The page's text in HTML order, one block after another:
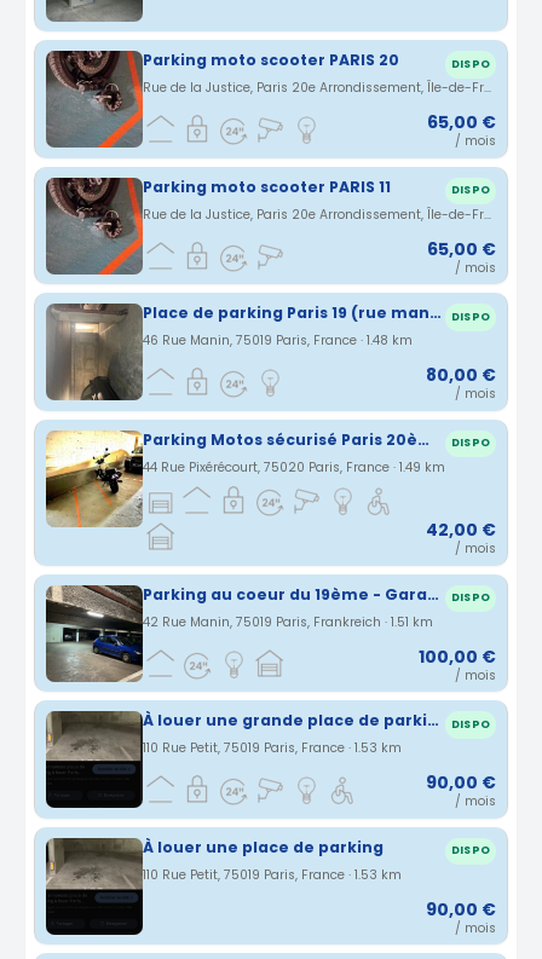
Parking moto scooter PARIS 20 DISPO
Rue de la Justice, Paris 20e Arrondissement, Île-de-France, France · 1.48 km
65,00 €
/ mois
Parking moto scooter PARIS 11 DISPO
Rue de la Justice, Paris 20e Arrondissement, Île-de-France, France · 1.48 km
65,00 €
/ mois
Place de parking Paris 19 (rue manin) DISPO
46 Rue Manin, 75019 Paris, France · 1.48 km
80,00 €
/ mois
Parking Motos sécurisé Paris 20ème DISPO
44 Rue Pixérécourt, 75020 Paris, France · 1.49 km
42,00 €
/ mois
Parking au coeur du 19ème - Garage - RDC - Ourcq - Danube DISPO
42 Rue Manin, 75019 Paris, Frankreich · 1.51 km
100,00 €
/ mois
À louer une grande place de parking DISPO
110 Rue Petit, 75019 Paris, France · 1.53 km
90,00 €
/ mois
À louer une place de parking DISPO
110 Rue Petit, 75019 Paris, France · 1.53 km
90,00 €
/ mois